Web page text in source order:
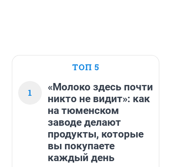
ТОП 5
1
«Молоко здесь почти
никто не видит»: как
на тюменском
заводе делают
продукты, которые
вы покупаете
каждый день